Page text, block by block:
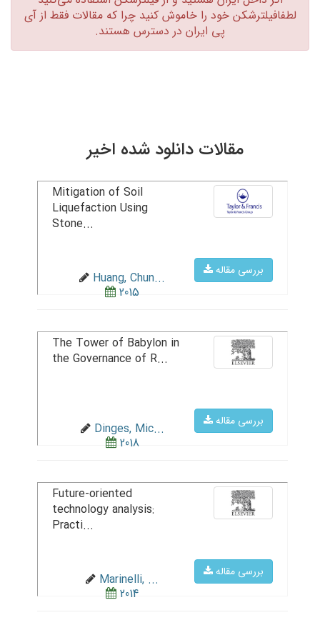
لطفافیلترشکن خود را خاموش کنید چرا که مقالات فقط از آی
پی ایران در دسترس هستند.‏
مقالات دانلود شده اخیر
بررسی مقاله
Mitigation of Soil
Liquefaction Using
Stone...
Huang, Chun...
2015
بررسی مقاله
The Tower of Babylon in
the Governance of R...
Dinges, Mic...
2018
بررسی مقاله
Future-oriented
technology analysis:
Practi...
Marinelli, ...
2014